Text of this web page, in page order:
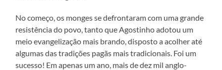
No começo, os monges se defrontaram com uma grande
resistência do povo, tanto que Agostinho adotou um
meio evangelização mais brando, disposto a acolher até
algumas das tradições pagãs mais tradicionais. Foi um
sucesso! Em apenas um ano, mais de dez mil anglo-